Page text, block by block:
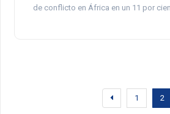
de conflicto en África en un 11 por
1 2